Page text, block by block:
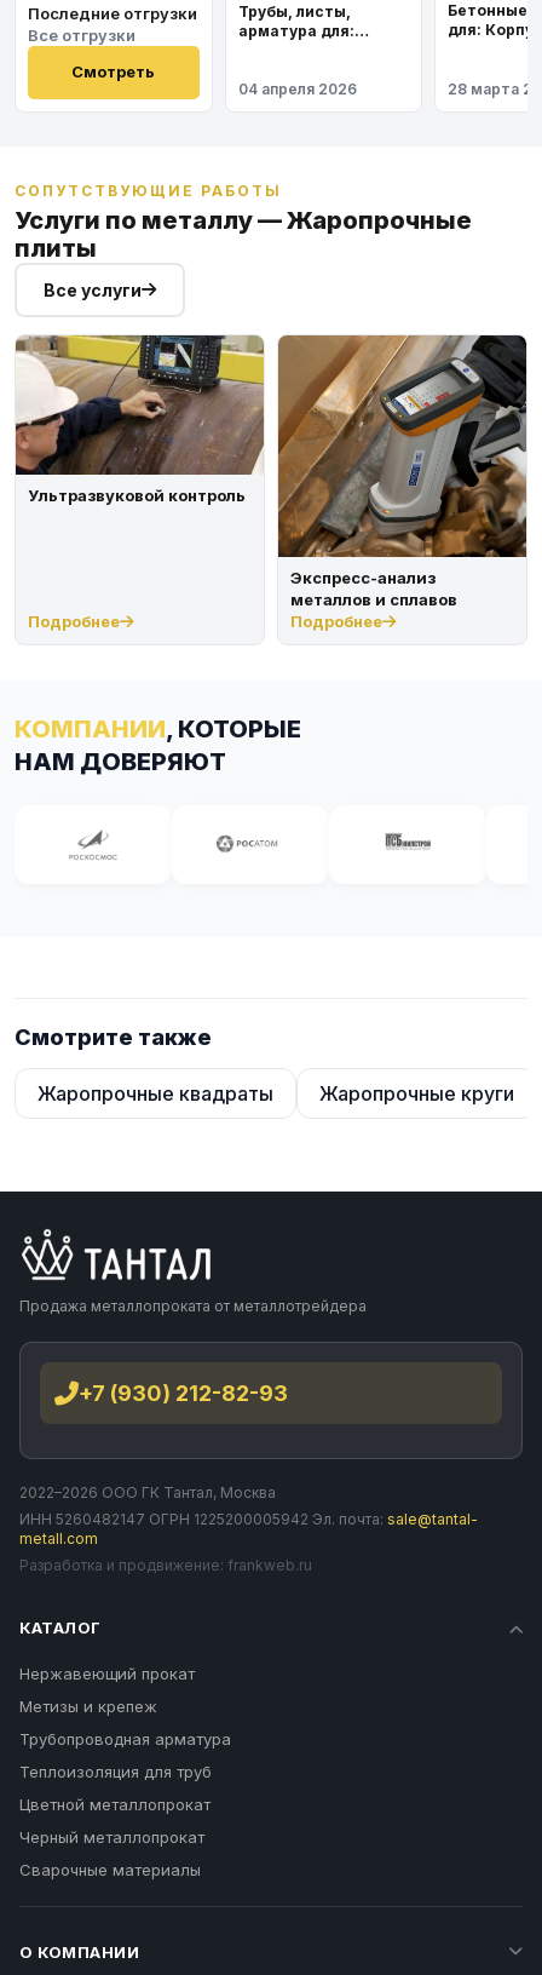
Последние отгрузки
Все отгрузки
Смотреть
Трубы, листы,
арматура для:
04 апреля 2026
Бетонные
для:
28 марта
СОПУТСТВУЮЩИЕ РАБОТЫ
Услуги по металлу — Жаропрочные
плиты
Все услуги
Ультразвуковой контроль
Подробнее
Экспресс-анализ
металлов и сплавов
Подробнее
КОМПАНИИ, КОТОРЫЕ
НАМ ДОВЕРЯЮТ
Смотрите также
Жаропрочные квадраты Жаропрочные круги
Продажа металлопроката от металлотрейдера
+7 (930) 212-82-93
2022–2026 ООО ГК Тантал, Москва
ИНН 5260482147 ОГРН 1225200005942 Эл. почта: sale@tantal-
metall.com
Разработка и продвижение: frankweb.ru
КАТАЛОГ
Нержавеющий прокат
Метизы и крепеж
Трубопроводная арматура
Теплоизоляция для труб
Цветной металлопрокат
Черный металлопрокат
Сварочные материалы
О КОМПАНИИ